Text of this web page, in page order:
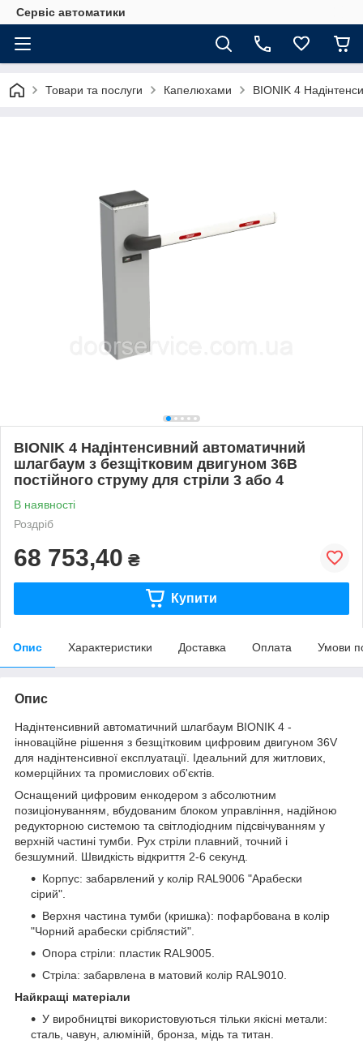
Сервіс автоматики
Товари та послуги Капелюхами BIONIK 4
BIONIK 4 Надінтенсивний автоматичний
шлагбаум з безщітковим двигуном 36В
постійного струму для стріли 3 або 4
В наявності
Роздріб
68 753,40 ₴
Купити
Опис Характеристики Доставка Оплата Умови
Опис
Надінтенсивний автоматичний шлагбаум BIONIK 4 -
інноваційне рішення з безщітковим цифровим двигуном 36V
для надінтенсивної експлуатації. Ідеальний для житлових,
комерційних та промислових об'єктів.
Оснащений цифровим енкодером з абсолютним
позиціонуванням, вбудованим блоком управління, надійною
редукторною системою та світлодіодним підсвічуванням у
верхній частині тумби. Рух стріли плавний, точний і
безшумний. Швидкість відкриття 2-6 секунд.
Корпус: забарвлений у колір RAL9006 "Арабески
сірий".
Верхня частина тумби (кришка): пофарбована в колір
"Чорний арабески сріблястий".
Опора стріли: пластик RAL9005.
Стріла: забарвлена в матовий колір RAL9010.
Найкращі матеріали
У виробництві використовуються тільки якісні метали:
сталь, чавун, алюміній, бронза, мідь та титан.